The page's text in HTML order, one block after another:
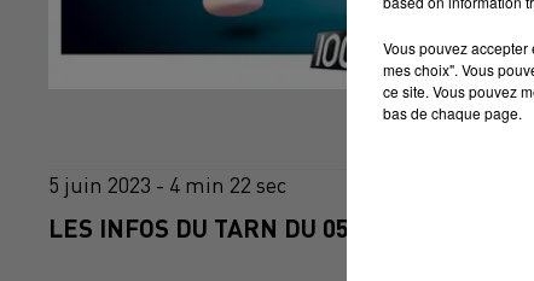
5 juin 2023 - 4 min 22 sec
LES INFOS DU TARN DU 05/06/2023 À 08H29
Vous pouvez
mes choix". Vous
ce site. Vous pouvez
bas de chaque page.